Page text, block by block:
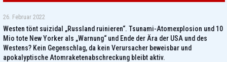
26. Februar 2022
Westen tönt suizidal „Russland ruinieren“. Tsunami-Atomexplosion und 10
Mio tote New Yorker als „Warnung“ und Ende der Ära der USA und des
Westens? Kein Gegenschlag, da kein Verursacher beweisbar und
apokalyptische Atomraketenabschreckung bleibt aktiv.